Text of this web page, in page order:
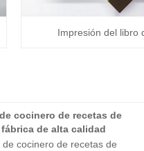
Impresión del libro
cocinero de recetas de
de alta calidad
de cocinero de recetas de